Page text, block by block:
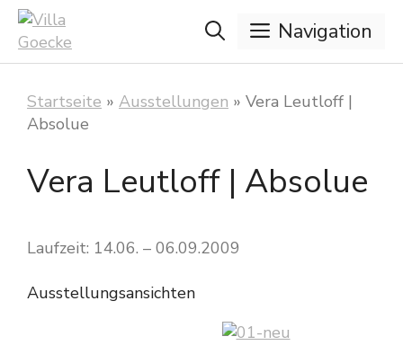
Zum
Inhalt
springen
Navigation
Startseite » Ausstellungen » Vera Leutloff |
Absolue
Vera Leutloff | Absolue
Laufzeit: 14.06. – 06.09.2009
Ausstellungsansichten